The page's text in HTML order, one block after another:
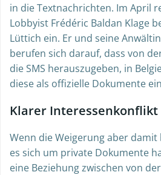
in die Textnachrichten. Im April
Lobbyist Frédéric Baldan Klage
Lüttich ein. Er und seine
berufen sich darauf, dass von
die SMS herauszugeben, in
diese als offizielle Dokumente
Klarer Interessenkonflikt
Wenn die Weigerung aber
es sich um private Dokumente
eine Beziehung zwischen von